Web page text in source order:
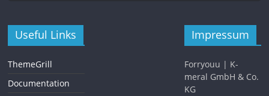
Useful Links
ThemeGrill
Documentation
Impressum
Forryouu | K-
meral GmbH & Co.
KG